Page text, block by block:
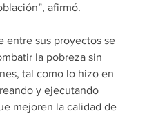
afirmó.
entre sus proyectos se
la pobreza sin
tal como lo hizo en
y ejecutando
mejoren la calidad de